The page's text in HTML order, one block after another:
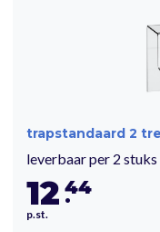
trapstandaard 2
leverbaar per 2 stuks
12 .
44
p.st.